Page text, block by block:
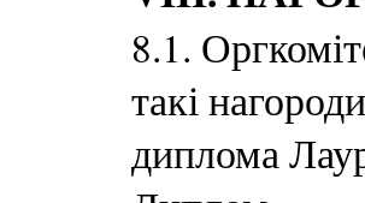
8.1.
такі
диплома